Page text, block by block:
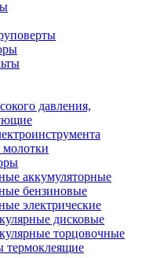
давления,
аккумуляторные
бензиновые
электрические
дисковые
торцовочные
термоклеящие